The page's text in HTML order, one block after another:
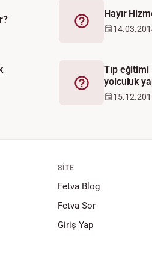
Fetva
Hayır
Fetva
Tıp
yolculuk
SITE
Fetva Blog
Fetva Sor
Giriş Yap